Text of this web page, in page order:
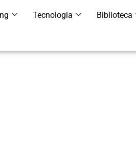
Tecnologia Biblioteca